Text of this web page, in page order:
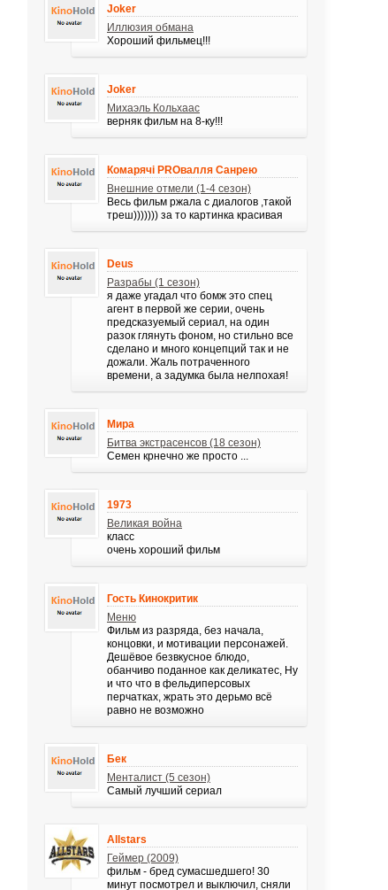
Joker
Иллюзия обмана
Хороший фильмец!!!
Joker
Михаэль Кольхаас
верняк фильм на 8-ку!!!
Комарячі PROвалля Санрею
Внешние отмели (1-4 сезон)
Весь фильм ржала с диалогов ,такой
треш))))))) за то картинка красивая
Deus
Разрабы (1 сезон)
я даже угадал что бомж это спец
агент в первой же серии, очень
предсказуемый сериал, на один
разок глянуть фоном, но стильно все
сделано и много концепций так и не
дожали. Жаль потраченного
времени, а задумка была нелпохая!
Мира
Битва экстрасенсов (18 сезон)
Семен крнечно же просто ...
1973
Великая война
класс
очень хороший фильм
Гость Кинокритик
Меню
Фильм из разряда, без начала,
концовки, и мотивации персонажей.
Дешёвое безвкусное блюдо,
обанчиво поданное как деликатес, Ну
и что что в фельдиперсовых
перчатках, жрать это дерьмо всё
равно не возможно
Бек
Менталист (5 сезон)
Самый лучший сериал
Allstars
Геймер (2009)
фильм - бред сумасшедшего! 30
минут посмотрел и выключил, сняли